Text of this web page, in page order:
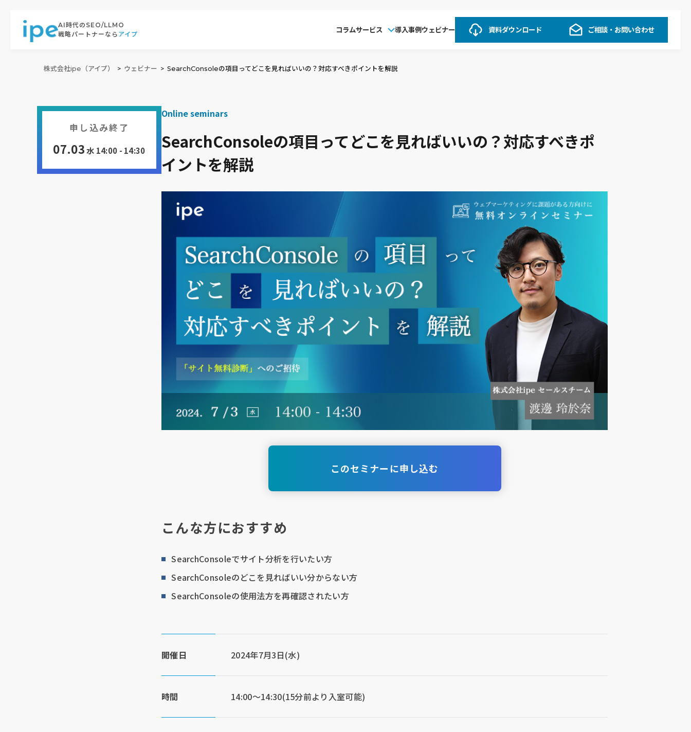
AI時代のSEO/LLMO
戦略パートナーなら アイプ
コラムサービス 導入事例ウェビナー 資料ダウンロード ご相談・お問い合わせ
株式会社ipe（アイプ） ウェビナー SearchConsoleの項目ってどこを見ればいいの？対応すべきポイントを解説
申し込み終了
07.03水 14:00 - 14:30
Online seminars
SearchConsoleの項目ってどこを見ればいいの？対応すべきポ
イントを解説
このセミナーに申し込む
こんな方におすすめ
SearchConsoleでサイト分析を行いたい方
SearchConsoleのどこを見ればいい分からない方
SearchConsoleの使用法方を再確認されたい方
開催日 2024年7月3日(水)
時間 14:00～14:30(15分前より入室可能)